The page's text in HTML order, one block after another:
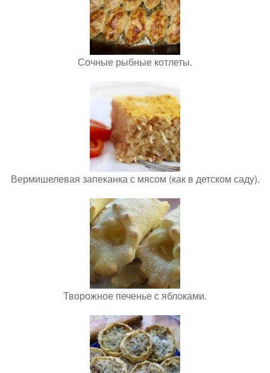
Сочные рыбные котлеты.
Вермишелевая запеканка с мясом (как в детском саду).
Творожное печенье с яблоками.